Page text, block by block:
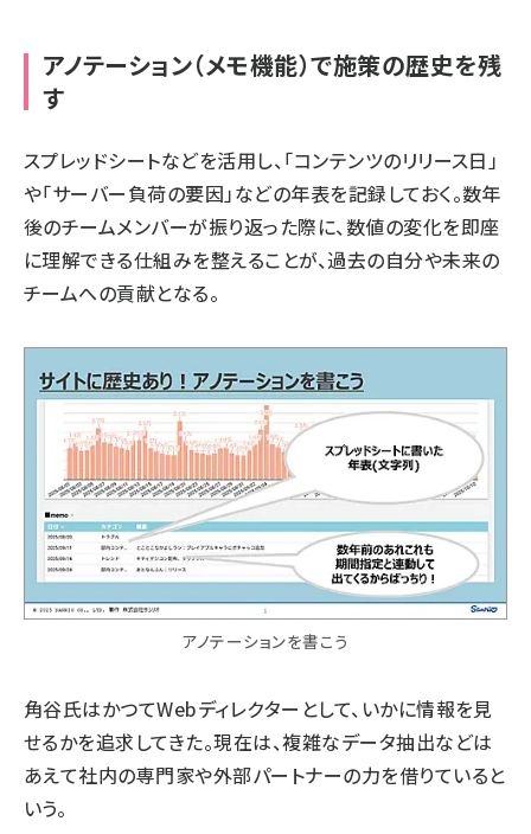
アノテーション（メモ機能）で施策の歴史を残
す
スプレッドシートなどを活用し、「コンテンツのリリース日」
や「サーバー負荷の要因」などの年表を記録しておく。数年
後のチームメンバーが振り返った際に、数値の変化を即座
に理解できる仕組みを整えることが、過去の自分や未来の
チームへの貢献となる。
アノテーションを書こう
角谷氏はかつてWebディレクターとして、いかに情報を見
せるかを追求してきた。現在は、複雑なデータ抽出などは
あえて社内の専門家や外部パートナーの力を借りていると
いう。